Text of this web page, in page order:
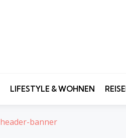
LIFESTYLE & WOHNEN